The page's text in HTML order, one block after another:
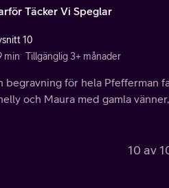
Täcker Vi Speglar
10
min Tillgänglig 3+ månader
begravning för hela Pfefferman
och Maura med gamla
10 av